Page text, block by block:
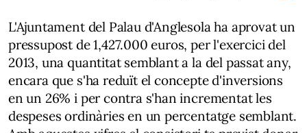
L'Ajuntament del Palau d'Anglesola ha aprovat un
pressupost de 1,427.000 euros, per l'exercici del
2013, una quantitat semblant a la del passat any,
encara que s'ha reduït el concepte d'inversions
en un 26% i per contra s'han incrementat les
despeses ordinàries en un percentatge semblant.